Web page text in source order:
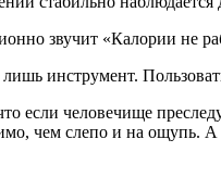
звучит «Калории не
инструмент.
если человечище
чем слепо и на ощупь. А